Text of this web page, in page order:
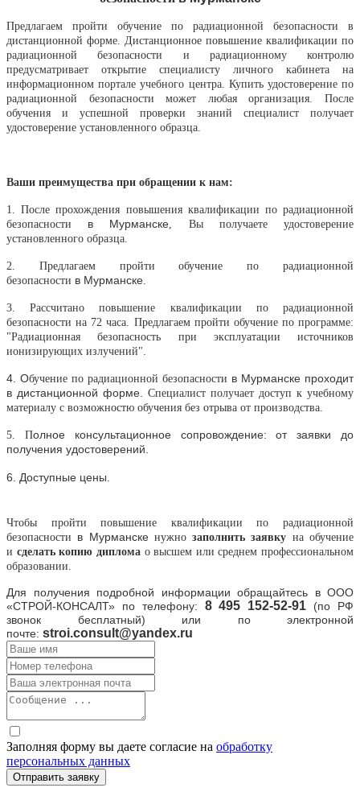
Предлагаем пройти обучение по радиационной безопасности в
дистанционной форме. Дистанционное повышение квалификации по
радиационной безопасности и радиационному контролю
предусматривает открытие специалисту личного кабинета на
информационном портале учебного центра. Купить удостоверение по
радиационной безопасности может любая организация. После
обучения и успешной проверки знаний специалист получает
удостоверение установленного образца.
Ваши преимущества при обращении к нам:
1. После прохождения повышения квалификации по радиационной
безопасности в Мурманске , Вы получаете удостоверение
установленного образца.
2. Предлагаем пройти обучениепо радиационной
безопасности в Мурманске
3. Рассчитано повышение квалификации по радиационной
безопасности на 72 часа. Предлагаем пройти обучение по программе:
"Радиационная безопасность при эксплуатации источников
ионизирующих излучений".
4. Обучение по радиационной безопасности в Мурманске проходит
в дистанционной форме.
Специалист получает доступ к учебному
материалу с возможностю обучения без отрыва от производства.
5. Полное консультационное сопровождение: от заявки до
получения удостоверений.
6. Доступные цены.
Чтобы пройти повышение квалификациипо радиационной
безопасности в Мурманске нужнозаполнить заявку на обучение
и сделать копию дипломао высшем или среднем профессиональном
образовании.
Для получения подробной информации обращайтесь в ООО
«СТРОЙ-КОНСАЛТ» по телефону: 8495 152-52-91 (по РФ
звонок бесплатный) или по электронной
почте: stroi.consult@yandex.ru
Заполняя форму вы даете согласие на обработку
персональных данных